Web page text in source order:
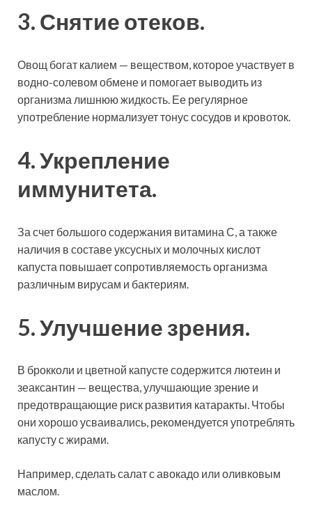
3. Снятие отеков.
Овощ богат калием — веществом, которое участвует в
водно-солевом обмене и помогает выводить из
организма лишнюю жидкость. Ее регулярное
употребление нормализует тонус сосудов и кровоток.
4. Укрепление
иммунитета.
За счет большого содержания витамина С, а также
наличия в составе уксусных и молочных кислот
капуста повышает сопротивляемость организма
различным вирусам и бактериям.
5. Улучшение зрения.
В брокколи и цветной капусте содержится лютеин и
зеаксантин — вещества, улучшающие зрение и
предотвращающие риск развития катаракты. Чтобы
они хорошо усваивались, рекомендуется употреблять
капусту с жирами.
Например, сделать салат с авокадо или оливковым
маслом.